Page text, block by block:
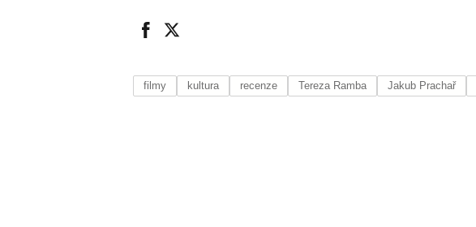
filmy kultura recenze Tereza Ramba Jakub Prachař